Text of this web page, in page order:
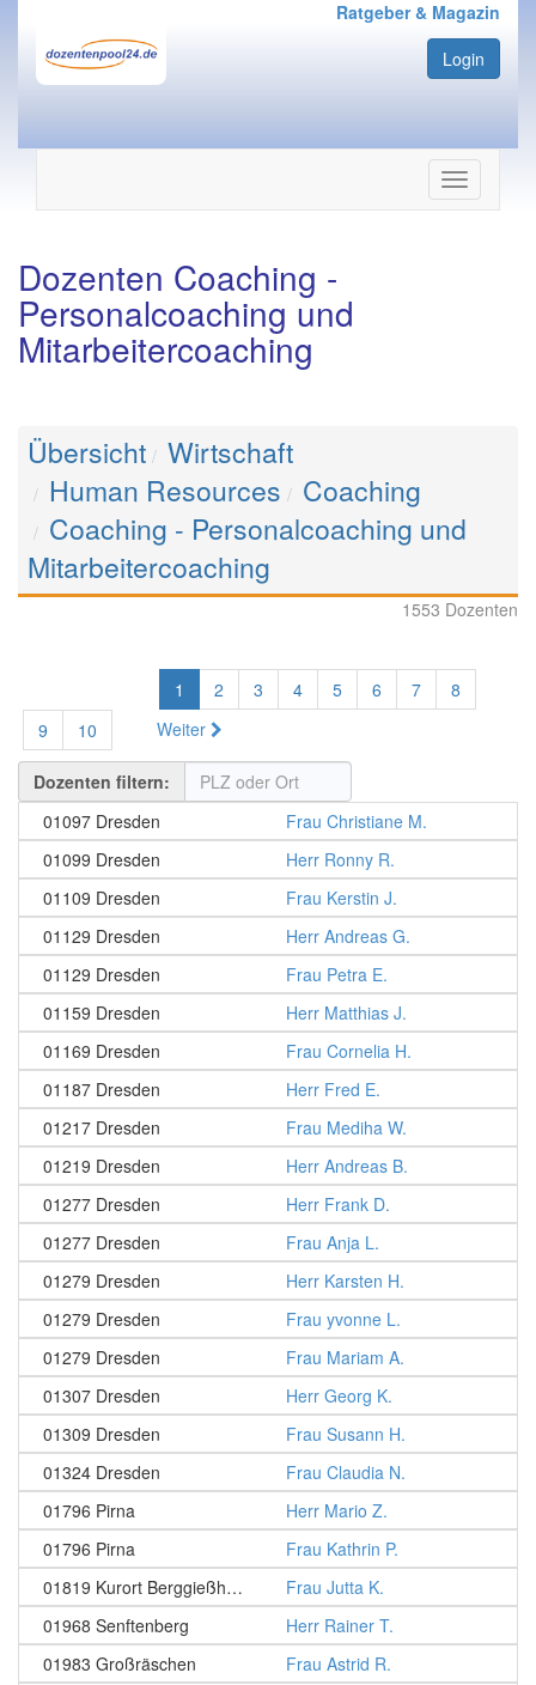
Ratgeber & Magazin
Login
Navigation
ein-/
Dozenten Coaching -
Personalcoaching und
Mitarbeitercoaching
Übersicht Wirtschaft
Human Resources
Coaching
Coaching - Personalcoaching und
Mitarbeitercoaching
1553 Dozenten
1 2 3 4 5 6 7
8
9
10 Weiter
Dozenten filtern:
01097 Dresden
Frau Christiane M.
01099 Dresden
Herr Ronny R.
01109 Dresden
Frau Kerstin J.
01129 Dresden
Herr Andreas G.
01129 Dresden
Frau Petra E.
01159 Dresden
Herr Matthias J.
01169 Dresden
Frau Cornelia H.
01187 Dresden
Herr Fred E.
01217 Dresden
Frau Mediha W.
01219 Dresden
Herr Andreas B.
01277 Dresden
Herr Frank D.
01277 Dresden
Frau Anja L.
01279 Dresden
Herr Karsten H.
01279 Dresden
Frau yvonne L.
01279 Dresden
Frau Mariam A.
01307 Dresden
Herr Georg K.
01309 Dresden
Frau Susann H.
01324 Dresden
Frau Claudia N.
01796 Pirna
Herr Mario Z.
01796 Pirna
Frau Kathrin P.
01819 Kurort Berggießhübel
Frau Jutta K.
01968 Senftenberg
Herr Rainer T.
01983 Großräschen
Frau Astrid R.